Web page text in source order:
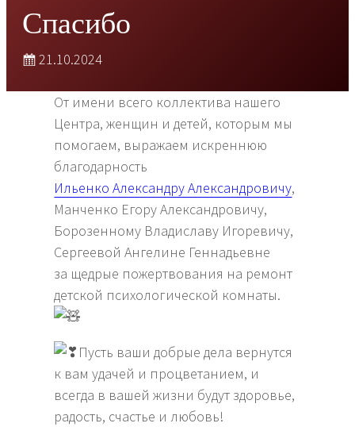
Спасибо
21.10.2024
От имени всего коллектива нашего
Центра, женщин и детей, которым мы
помогаем, выражаем искреннюю
благодарность
Ильенко Александру Александровичу,
Манченко Егору Александровичу,
Борозенному Владиславу Игоревичу,
Сергеевой Ангелине Геннадьевне
за щедрые пожертвования на ремонт
детской психологической комнаты.
Пусть ваши добрые дела вернутся
к вам удачей и процветанием, и
всегда в вашей жизни будут здоровье,
радость, счастье и любовь!